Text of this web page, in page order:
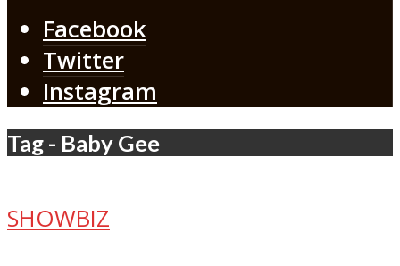
Facebook
Twitter
Instagram
Tag - Baby Gee
SHOWBIZ